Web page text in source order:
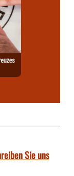
Sie uns